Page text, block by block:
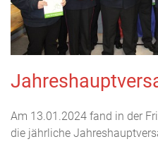
Am 13.01.2024 fand in der
die jährliche